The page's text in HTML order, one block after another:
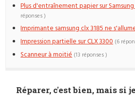
Plus d'entraînement papier sur
réponses )
Imprimante samsung clx 3185 ne
Impression partielle sur CLX 3300 (6
Scanneur à moitié (13 réponses )
Réparer, c'est bien, mais si